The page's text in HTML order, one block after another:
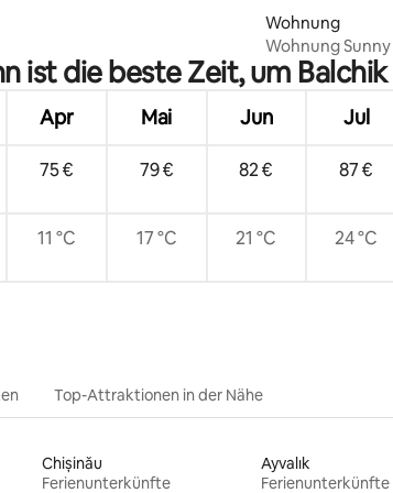
Wohnung
Wohnung Sunny
ist die beste Zeit, um
Apr Mai Jun Jul
75 € 79 € 82 € 87 €
11 °C 17 °C 21 °C 24 °C
Top-Attraktionen in der Nähe
Chișinău
Ferienunterkünfte
Ayvalık
Ferienunterkünfte